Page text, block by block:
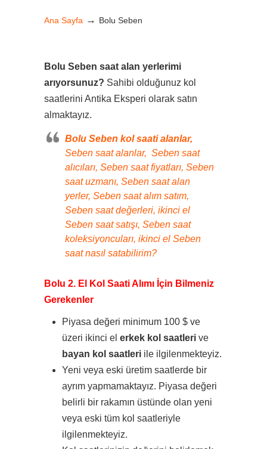
Ana Sayfa → Bolu Seben
Bolu Seben saat alan yerlerimi
arıyorsunuz? Sahibi olduğunuz kol
saatlerini Antika Eksperi olarak satın
almaktayız.
Bolu Seben kol saati alanlar,
Seben saat alanlar, Seben saat
alıcıları, Seben saat fiyatları, Seben
saat uzmanı, Seben saat alan
yerler, Seben saat alım satım,
Seben saat değerleri, ikinci el
Seben saat satışı, Seben saat
koleksiyoncuları, ikinci el Seben
saat nasıl satabilirim?
Bolu 2. El Kol Saati Alımı İçin Bilmeniz
Gerekenler
Piyasa değeri minimum 100 $ ve
üzeri ikinci el erkek kol saatleri ve
bayan kol saatleri ile ilgilenmekteyiz.
Yeni veya eski üretim saatlerde bir
ayrım yapmamaktayız. Piyasa değeri
belirli bir rakamın üstünde olan yeni
veya eski tüm kol saatleriyle
ilgilenmekteyiz.